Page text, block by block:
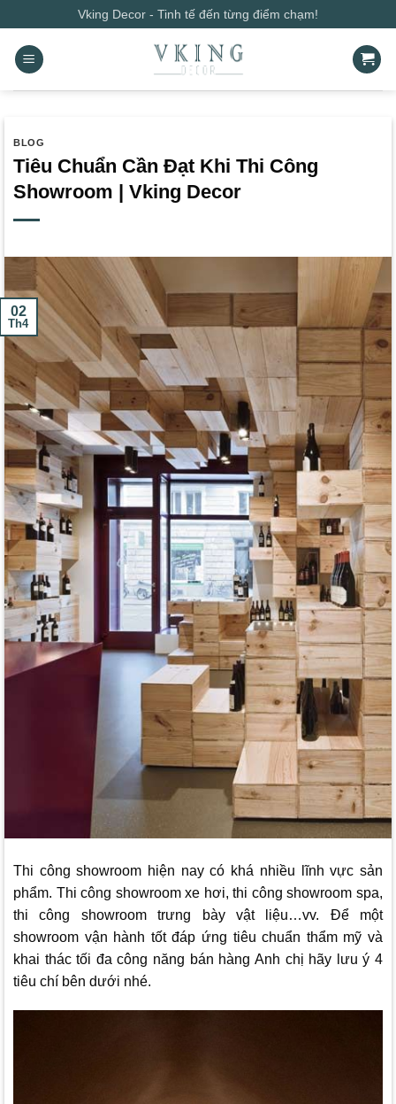
qua
nội
dung
Vking Decor - Tinh tế đến từng điểm chạm!
BLOG
Tiêu Chuẩn Cần Đạt Khi Thi Công
Showroom | Vking Decor
02
Th4
Thi công showroom hiện nay có khá nhiều lĩnh vực sản
phẩm. Thi công showroom xe hơi, thi công showroom spa,
thi công showroom trưng bày vật liệu…vv. Để một
showroom vận hành tốt đáp ứng tiêu chuẩn thẩm mỹ và
khai thác tối đa công năng bán hàng Anh chị hãy lưu ý 4
tiêu chí bên dưới nhé.